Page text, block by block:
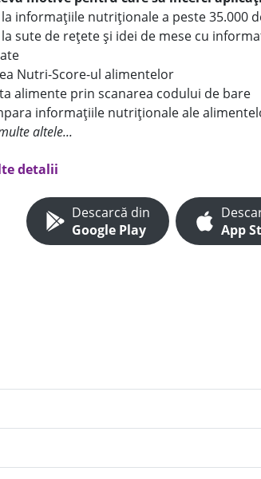
la informațiile nutriționale a peste 35.000
la sute de rețete și idei de mese cu
Nutri-Score-ul alimentelor
alimente prin scanarea codului de bare
informațiile nutriționale ale
altele...
detalii
Descarcă din
Google Play
App